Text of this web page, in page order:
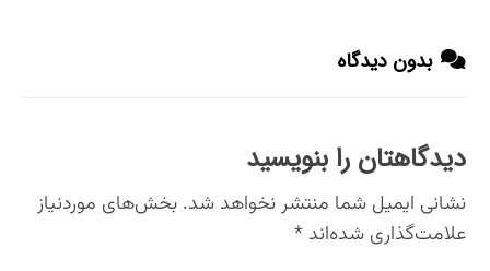
بدون دیدگاه
دیدگاهتان را بنویسید
نشانی ایمیل شما منتشر نخواهد شد. بخش‌های موردنیاز
علامت‌گذاری شده‌اند*